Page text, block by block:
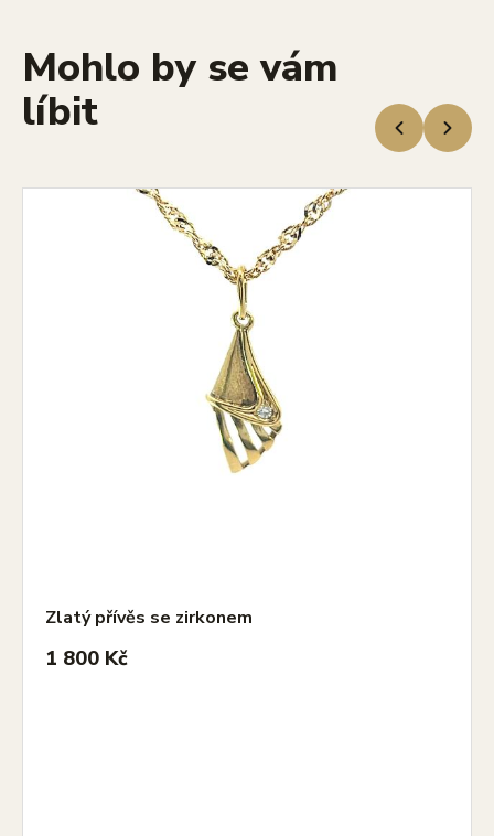
Mohlo by se vám
líbit
Zlatý přívěs se zirkonem
1 800 Kč